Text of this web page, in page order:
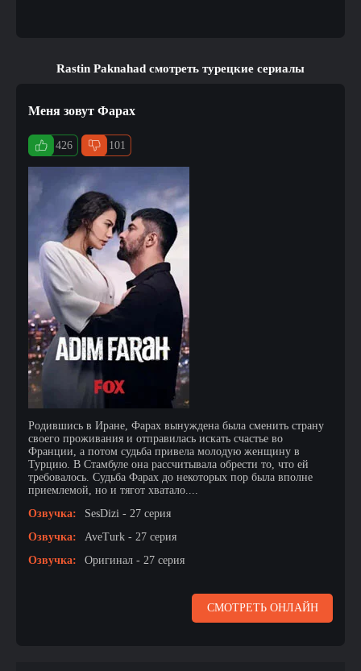
Rastin Paknahad смотреть турецкие сериалы
Меня зовут Фарах
426 101
Родившись в Иране, Фарах вынуждена была сменить страну
своего проживания и отправилась искать счастье во
Франции, а потом судьба привела молодую женщину в
Турцию. В Стамбуле она рассчитывала обрести то, что ей
требовалось. Судьба Фарах до некоторых пор была вполне
приемлемой, но и тягот хватало....
Озвучка:
SesDizi - 27 серия
Озвучка:
AveTurk - 27 серия
Озвучка:
Оригинал - 27 серия
СМОТРЕТЬ ОНЛАЙН